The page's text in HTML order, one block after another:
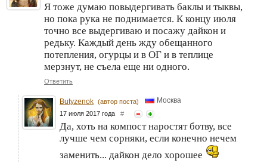
Я тоже думаю повыдергивать баклы и тыквы,
но пока рука не поднимается. К концу июля
точно все выдергиваю и посажу дайкон и
редьку. Каждый день жду обещанного
потепления, огурцы и в ОГ и в теплице
мерзнут, не съела еще ни одного.
Ответить
Butyzenok (автор поста) Москва
17 июля 2017 года #
Да, хоть на компост наростят ботву, все
лучше чем сорняки, если конечно нечем
заменить... дайкон дело хорошее